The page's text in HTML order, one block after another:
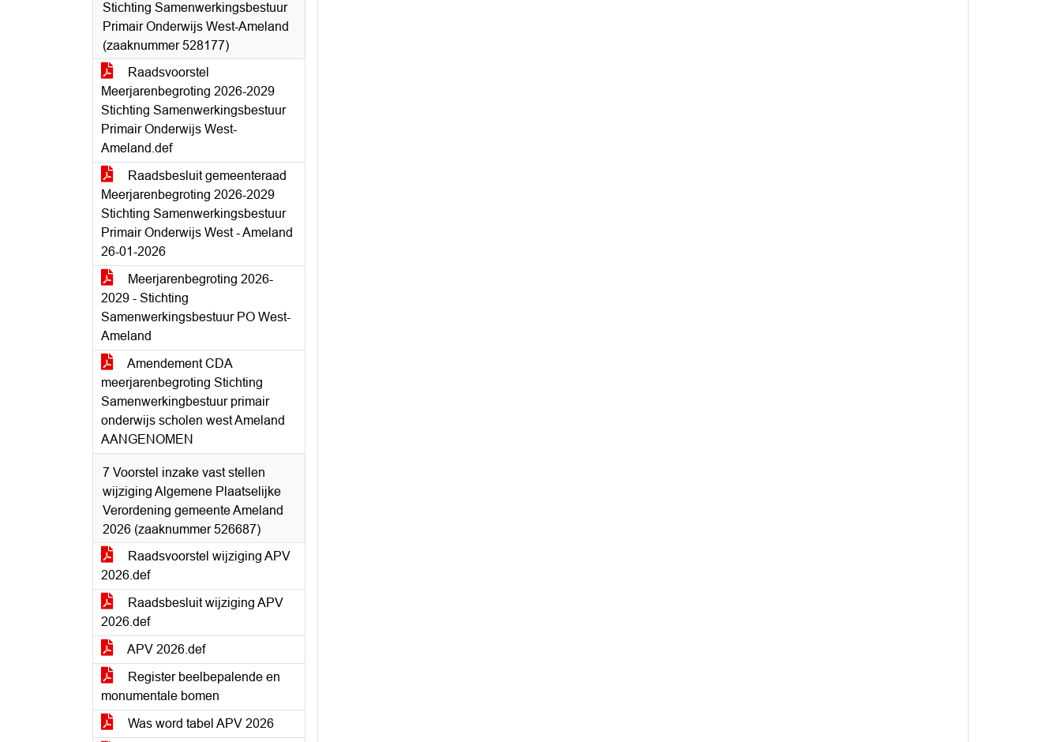
Stichting Samenwerkingsbestuur
Primair Onderwijs West-Ameland
(zaaknummer 528177)
Raadsvoorstel
Meerjarenbegroting 2026-2029
Stichting Samenwerkingsbestuur
Primair Onderwijs West-
Ameland.def
Raadsbesluit gemeenteraad
Meerjarenbegroting 2026-2029
Stichting Samenwerkingsbestuur
Primair Onderwijs West - Ameland
26-01-2026
Meerjarenbegroting 2026-
2029 - Stichting
Samenwerkingsbestuur PO West-
Ameland
Amendement CDA
meerjarenbegroting Stichting
Samenwerkingbestuur primair
onderwijs scholen west Ameland
AANGENOMEN
7 Voorstel inzake vast stellen
wijziging Algemene Plaatselijke
Verordening gemeente Ameland
2026 (zaaknummer 526687)
Raadsvoorstel wijziging APV
2026.def
Raadsbesluit wijziging APV
2026.def
APV 2026.def
Register beelbepalende en
monumentale bomen
Was word tabel APV 2026